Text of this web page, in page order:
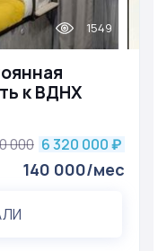
к ВДНХ
1549
6 320 000 ₽
000
140 000/мес